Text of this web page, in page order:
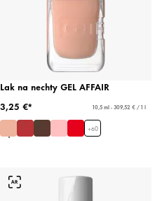
Lak na nechty GEL AFFAIR
3,25 €*
10,5 ml - 309,52 € / 1 l
+60